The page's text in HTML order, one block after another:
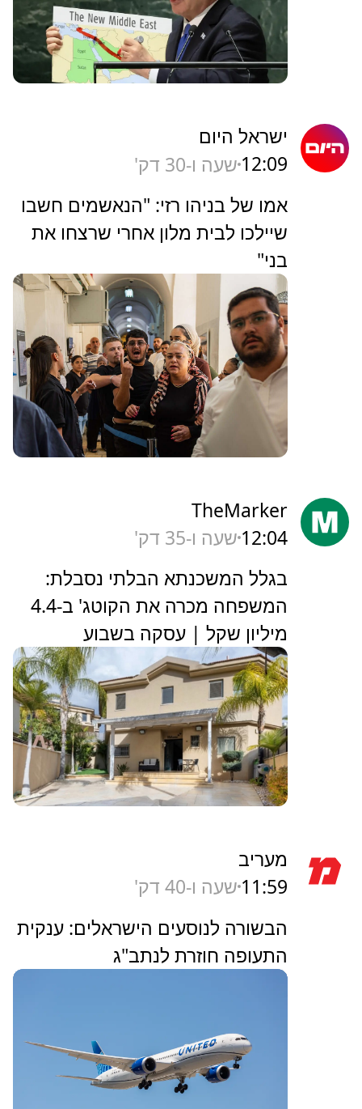
ישראל היום
12:09 שעה ו-30 דק'
אמו של בניהו רזי: "הנאשמים חשבו
שיילכו לבית מלון אחרי שרצחו את
בני"
TheMarker
12:04 שעה ו-35 דק'
‏בגלל המשכנתא הבלתי נסבלת:
המשפחה מכרה את הקוטג' ב-4.4
מיליון שקל | עסקה בשבוע
מעריב
11:59 שעה ו-40 דק'
הבשורה לנוסעים הישראלים: ענקית
התעופה חוזרת לנתב"ג